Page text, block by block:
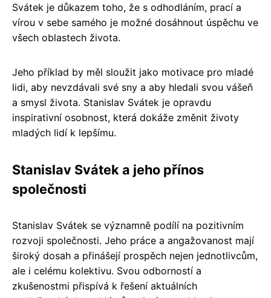
Svátek je důkazem toho, že s odhodláním, prací a
vírou v sebe samého je možné dosáhnout úspěchu ve
všech oblastech života.
Jeho příklad by měl sloužit jako motivace pro mladé
lidi, aby nevzdávali své sny a aby hledali svou vášeň
a smysl života. Stanislav Svátek je opravdu
inspirativní osobnost, která dokáže změnit životy
mladých lidí k lepšímu.
Stanislav Svátek a jeho přínos
společnosti
Stanislav Svátek se významně podílí na pozitivním
rozvoji společnosti. Jeho práce a angažovanost mají
široký dosah a přinášejí prospěch nejen jednotlivcům,
ale i celému kolektivu. Svou odborností a
zkušenostmi přispívá k řešení aktuálních